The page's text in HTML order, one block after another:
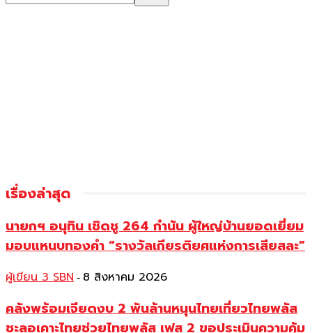
เรื่องล่าสุด
นายกฯ อนุทิน เชิดชู 264 กำนัน ผู้ใหญ่บ้านยอดเยี่ยม
มอบแหนบทองคำ “รางวัลเกียรติยศแห่งการเสียสละ”
ผู้เขียน 3 SBN - 8 สิงหาคม 2026
คลังพร้อมเจียดงบ 2 พันล้านหนุนไทยเที่ยวไทยพลัส
ชะลอเคาะไทยช่วยไทยพลัส เฟส 2 ขอประเมินความคุ้ม